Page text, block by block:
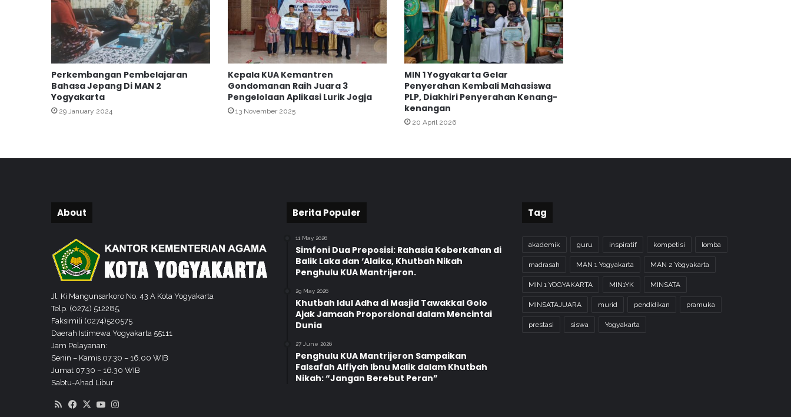
e
j
s
a
m
p
a
d
a
M
a
h
a
s
i
w
n
B
a
c
a
k
a
n
D
R
m
Perkembangan Pembelajaran
Bahasa Jepang Di MAN 2
Yogyakarta
29 January 2024
Kepala KUA Kemantren
Gondomanan Raih Juara 3
Pengelolaan Aplikasi Lurik Jogja
13 November 2025
MIN 1 Yogyakarta Gelar
Penyerahan Kembali Mahasiswa
PLP, Diakhiri Penyerahan Kenang-
kenangan
20 April 2026
About
Jl. Ki Mangunsarkoro No. 43 A Kota Yogyakarta
Telp. (0274) 512285,
Faksimili (0274)520575
Daerah Istimewa Yogyakarta 55111
Jam Pelayanan:
Senin – Kamis 07.30 – 16.00 WIB
Jumat 07.30 – 16.30 WIB
Sabtu-Ahad Libur
RSS Facebook
X YouTube
Berita Populer
11 May 2026
Simfoni Dua Preposisi: Rahasia Keberkahan di
Balik Laka dan ‘Alaika, Khutbah Nikah
Penghulu KUA Mantrijeron.
29 May 2026
Khutbah Idul Adha di Masjid Tawakkal Golo
Ajak Jamaah Proporsional dalam Mencintai
Dunia
27 June 2026
Penghulu KUA Mantrijeron Sampaikan
Falsafah Alfiyah Ibnu Malik dalam Khutbah
Nikah: “Jangan Berebut Peran”
Tag
akademik guru inspiratif kompetisi lomba
madrasah MAN 1 Yogyakarta MAN 2 Yogyakarta
MIN 1 YOGYAKARTA MIN1YK MINSATA
MINSATAJUARA murid pendidikan pramuka
prestasi siswa Yogyakarta